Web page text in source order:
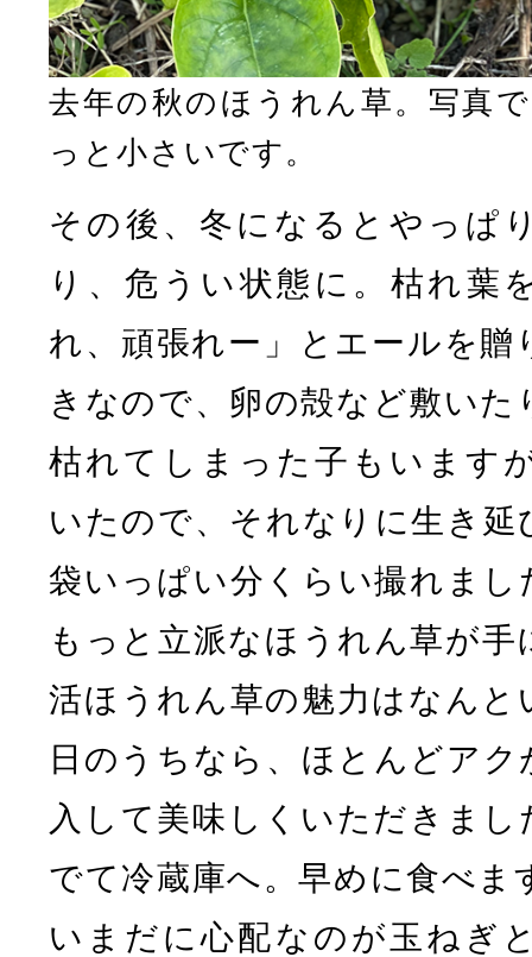
去年の秋のほうれん草。写真
っと小さいです。
その後、冬になるとやっぱ
り、危うい状態に。枯れ葉
れ、頑張れー」とエールを
きなので、卵の殻など敷いた
枯れてしまった子もいます
いたので、それなりに生き
袋いっぱい分くらい撮れま
もっと立派なほうれん草が
活ほうれん草の魅力はなんと
日のうちなら、ほとんどア
入して美味しくいただきま
でて冷蔵庫へ。早めに食べま
いまだに心配なのが玉ねぎ